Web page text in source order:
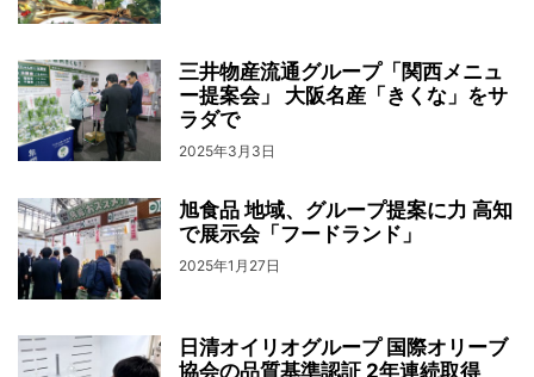
三井物産流通グループ「関西メニュ
ー提案会」 大阪名産「きくな」をサ
ラダで
2025年3月3日
旭食品 地域、グループ提案に力 高知
で展示会「フードランド」
2025年1月27日
日清オイリオグループ 国際オリーブ
協会の品質基準認証 2年連続取得